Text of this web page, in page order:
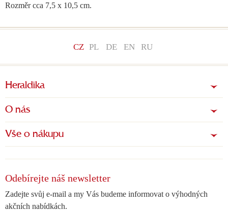
Rozměr cca 7,5 x 10,5 cm.
CZ PL DE EN RU
Heraldika
O nás
Vše o nákupu
Odebírejte náš newsletter
Zadejte svůj e-mail a my Vás budeme informovat o výhodných
akčních nabídkách.